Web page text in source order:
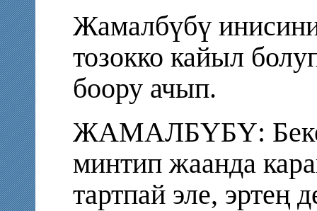
Жамалбүбү
тозокко кайыл
боору ачып.
ЖАМАЛБҮБҮ:
минтип жаанда
тартпай эле, эртең